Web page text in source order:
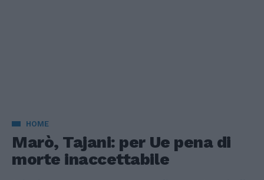
HOME
Marò, Tajani: per Ue pena di
morte inaccettabile